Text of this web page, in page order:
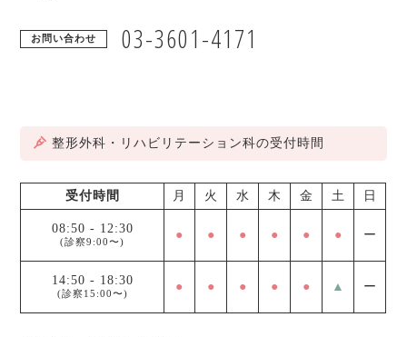
お問い合わせ 03-3601-4171
整形外科・リハビリテーション科の受付時間
受付時間 月 火 水 木 金 土 日
08:50 - 12:30
(診察9:00〜) ● ● ● ● ● ● ー
14:50 - 18:30
(診察15:00〜) ● ● ● ● ● ▲ ー